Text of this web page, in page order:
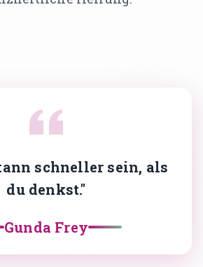
schneller sein, als
du denkst."
Gunda Frey